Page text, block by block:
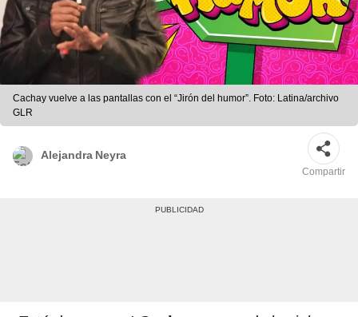
Cachay vuelve a las pantallas con el “Jirón del humor”. Foto: Latina/archivo
GLR
Alejandra Neyra
Compartir